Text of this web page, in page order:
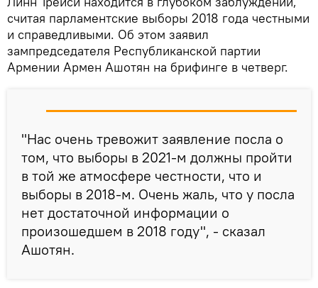
считая парламентские выборы 2018 года честными
и справедливыми. Об этом заявил
зампредседателя Республиканской партии
Армении Армен Ашотян на брифинге в четверг.
"Нас очень тревожит заявление посла о
том, что выборы в 2021-м должны пройти
в той же атмосфере честности, что и
выборы в 2018-м. Очень жаль, что у посла
нет достаточной информации о
произошедшем в 2018 году", - сказал
Ашотян.